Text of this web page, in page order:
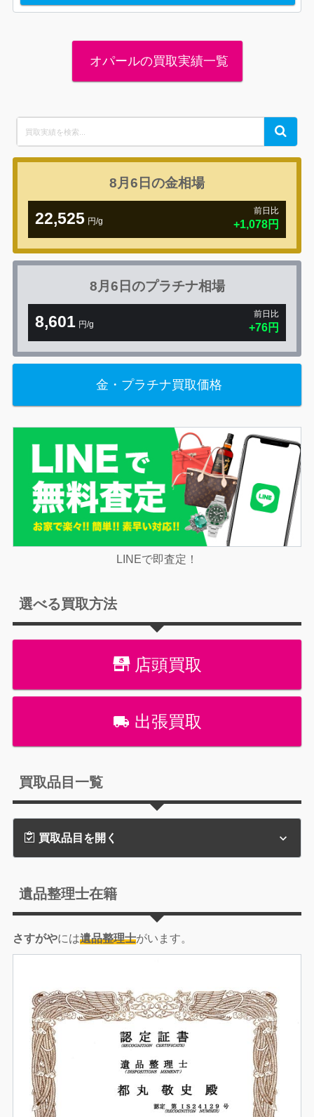
オパールの買取実績一覧
for:
Search
8月6日の金相場
22,525 円/g
前日比
+1,078円
8月6日のプラチナ相場
8,601 円/g
前日比
+76円
金・プラチナ買取価格
LINEで即査定！
選べる買取方法
店頭買取
出張買取
買取品目一覧
買取品目を開く
遺品整理士在籍
さすがやには遺品整理士がいます。